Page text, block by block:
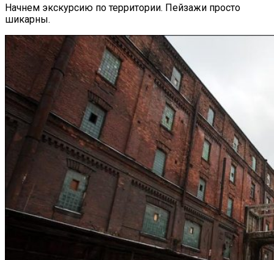
Начнем экскурсию по территории. Пейзажи просто
шикарны.